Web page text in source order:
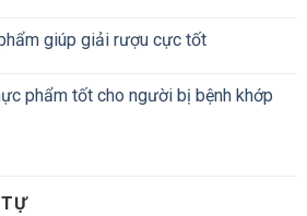
giúp giải rượu cực tốt
phẩm tốt cho người bị bệnh khớp